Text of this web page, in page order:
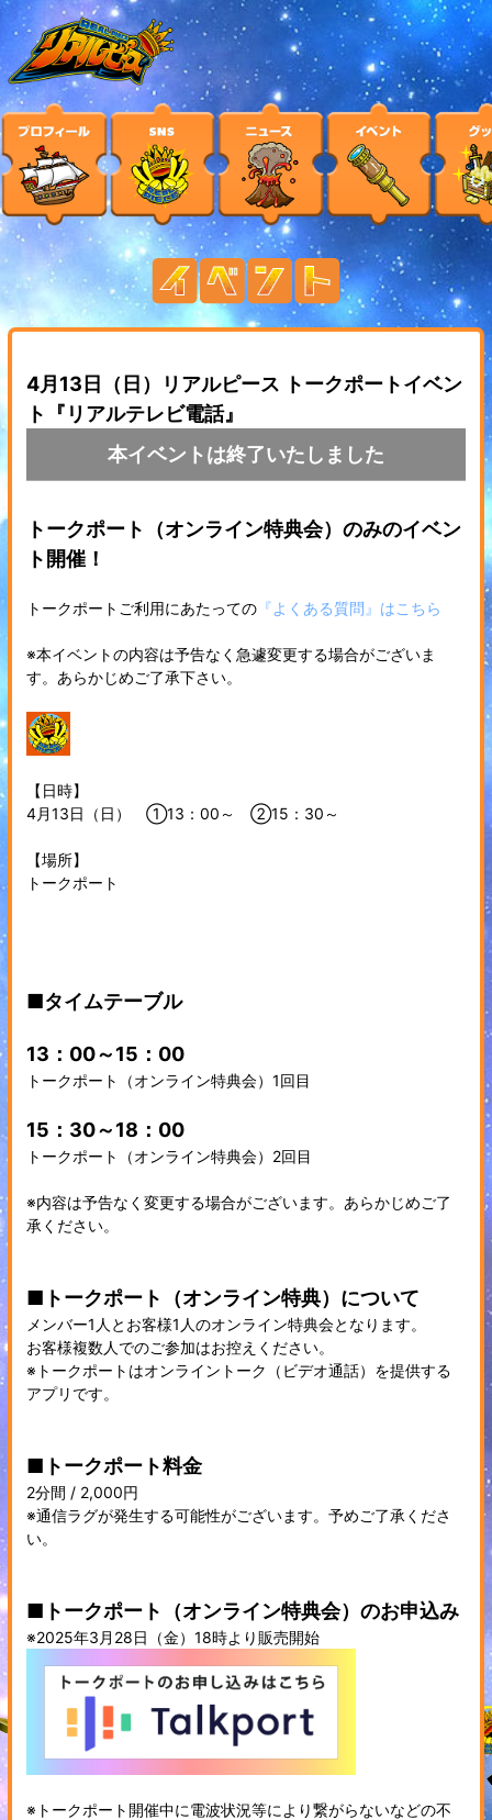
4月13日（日）リアルピース トークポートイベン
ト『リアルテレビ電話』
本イベントは終了いたしました
トークポート（オンライン特典会）のみのイベン
ト開催！
トークポートご利用にあたっての『よくある質問』はこちら
※本イベントの内容は予告なく急遽変更する場合がございま
す。あらかじめご了承下さい。
【日時】
4月13日（日） ①13：00～ ②15：30～
【場所】
トークポート
■タイムテーブル
13：00～15：00
トークポート（オンライン特典会）1回目
15：30～18：00
トークポート（オンライン特典会）2回目
※内容は予告なく変更する場合がございます。あらかじめご了
承ください。
■トークポート（オンライン特典）について
メンバー1人とお客様1人のオンライン特典会となります。
お客様複数人でのご参加はお控えください。
※トークポートはオンライントーク（ビデオ通話）を提供する
アプリです。
■トークポート料金
2分間 / 2,000円
※通信ラグが発生する可能性がございます。予めご了承くださ
い。
■トークポート（オンライン特典会）のお申込み
※2025年3月28日（金）18時より販売開始
※トークポート開催中に電波状況等により繋がらないなどの不